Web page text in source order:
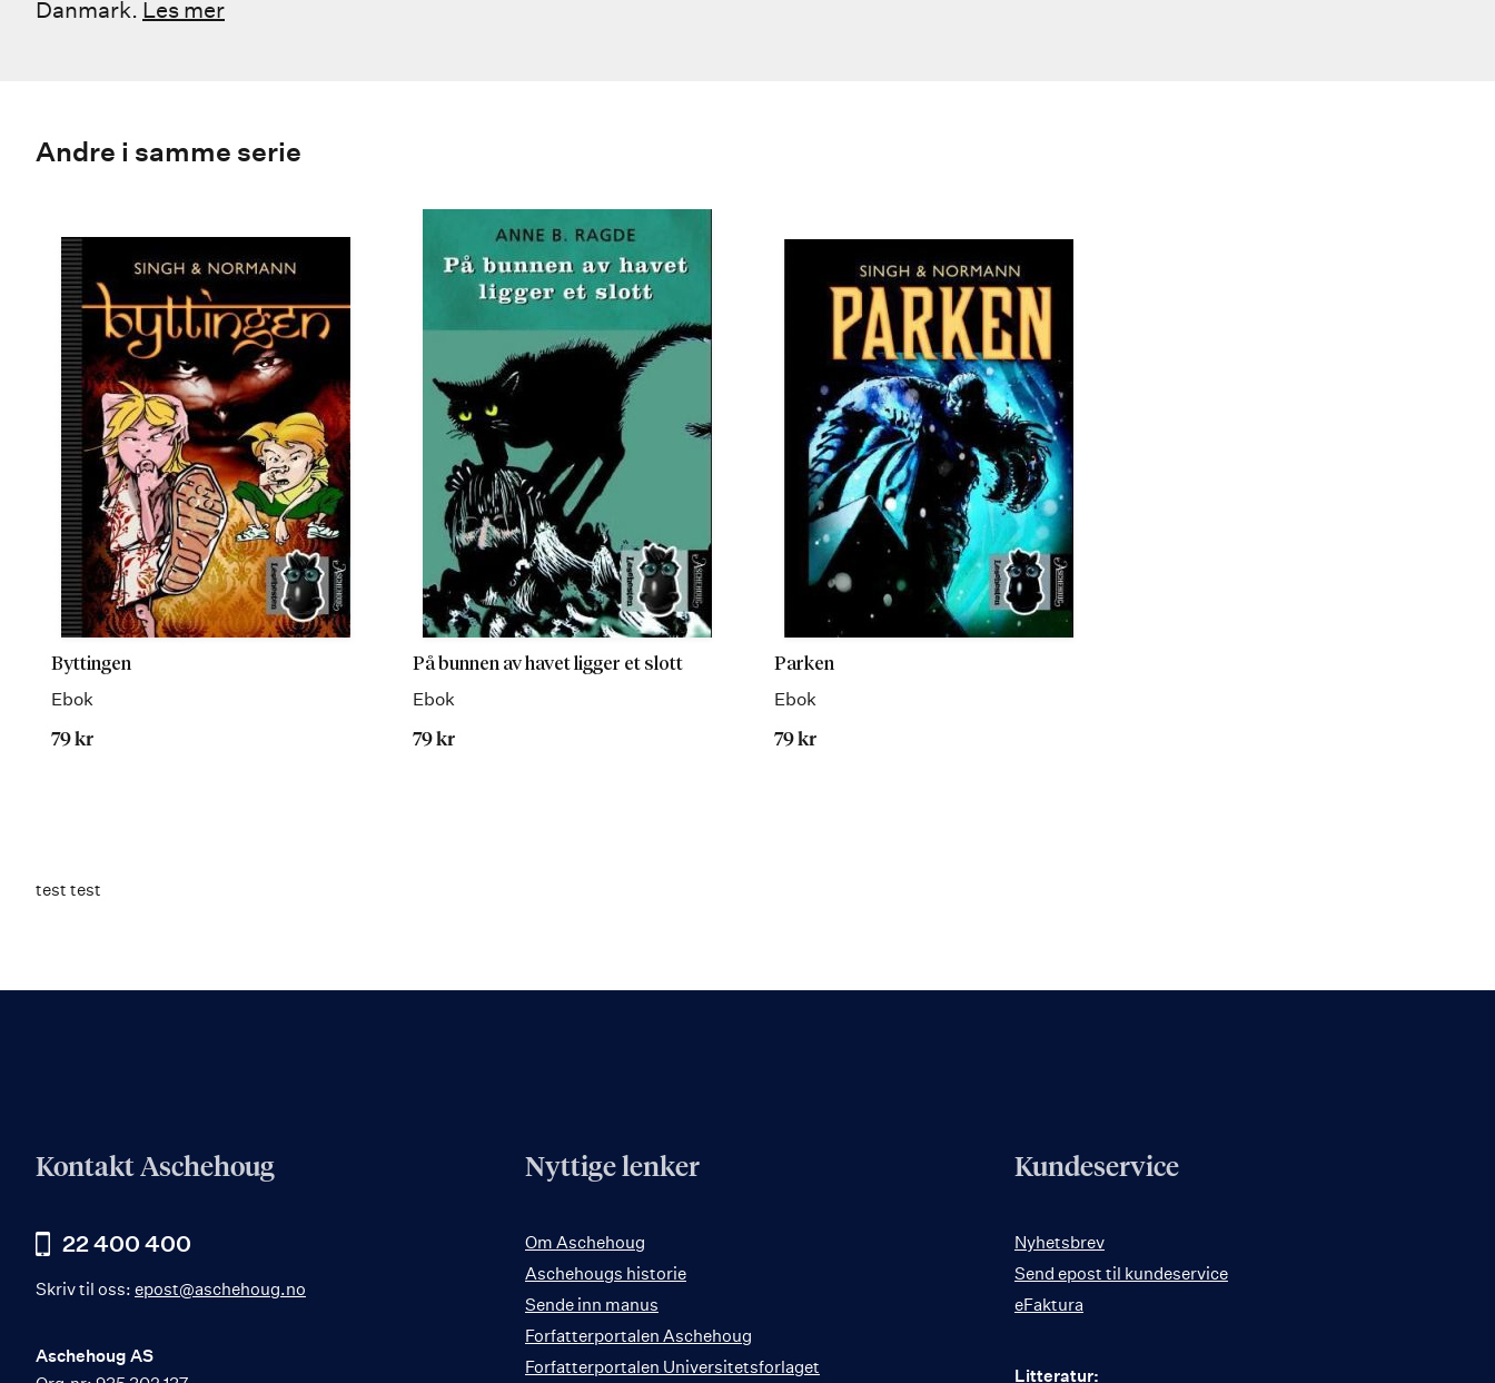
Danmark. Les mer
Andre i samme serie
Byttingen
Ebok
79 kr
På bunnen av havet ligger et slott
Ebok
79 kr
Parken
Ebok
79 kr
test test
Kontakt Aschehoug
22 400 400
Skriv til oss: epost@aschehoug.no
Aschehoug AS
Nyttige lenker
Om Aschehoug
Aschehougs historie
Sende inn manus
Forfatterportalen Aschehoug
Forfatterportalen Universitetsforlaget
Kundeservice
Nyhetsbrev
Send epost til kundeservice
eFaktura
Litteratur: